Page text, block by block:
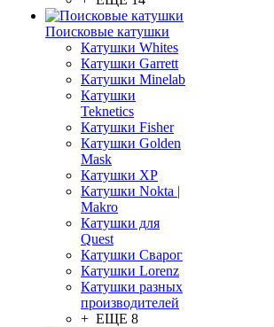
Поисковые катушки
Катушки Whites
Катушки Garrett
Катушки Minelab
Катушки
Teknetics
Катушки Fisher
Катушки Golden
Mask
Катушки XP
Катушки Nokta |
Makro
Катушки для
Quest
Катушки Сварог
Катушки Lorenz
Катушки разных
производителей
+ ЕЩЕ 8